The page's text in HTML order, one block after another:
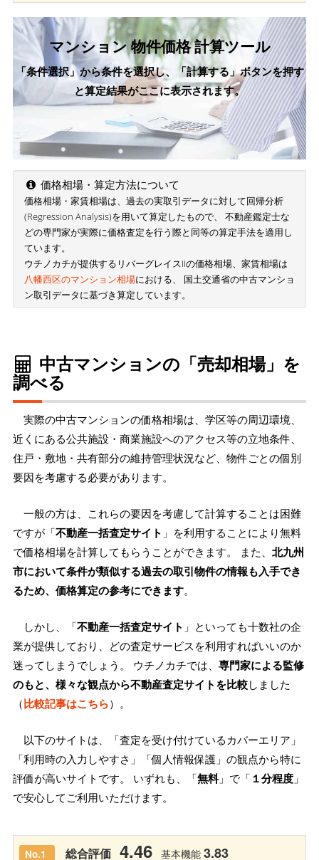
マンション 物件価格 計算ツール
「条件選択」から条件を選択し、「計算する」ボタンを押す
と算定結果がここに表示されます。
価格相場・算定方法について
価格相場・家賃相場は、過去の実取引データに対して回帰分析
(Regression Analysis)を用いて算定したもので、 不動産鑑定士な
どの専門家が実際に価格査定を行う際と同等の算定手法を適用し
ています。
ウチノカチが提供するリバーグレイスIIの価格相場、家賃相場は
八幡西区のマンション相場における、 国土交通省の中古マンショ
ン取引データに基づき算定しています。
中古マンションの「売却相場」を
調べる
実際の中古マンションの価格相場は、学区等の周辺環境、
近くにある公共施設・商業施設へのアクセス等の立地条件、
住戸・敷地・共有部分の維持管理状況など、物件ごとの個別
要因を考慮する必要があります。
一般の方は、これらの要因を考慮して計算することは困難
ですが「不動産一括査定サイト 」を利用することにより無料
で価格相場を計算してもらうことができます。 また、 北九州
市において条件が類似する過去の取引物件の情報も入手でき
るため、価格算定の参考にできます。
しかし、「不動産一括査定サイト 」といっても十数社の企
業が提供しており、どの査定サービスを利用すればいいのか
迷ってしまうでしょう。 ウチノカチでは、 専門家による監修
のもと、様々な観点から不動産査定サイトを比較しました
（比較記事はこちら）。
以下のサイトは、「査定を受け付けているカバーエリア」
「利用時の入力しやすさ」「個人情報保護」の観点から特に
評価が高いサイトです。 いずれも、「無料」で「 １分程度 」
で安心してご利用いただけます。